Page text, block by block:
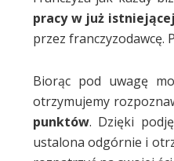
pracy w już
przez franczyzodawcę.
Biorąc pod uwagę
otrzymujemy
punktów. Dzięki
ustalona odgórnie i